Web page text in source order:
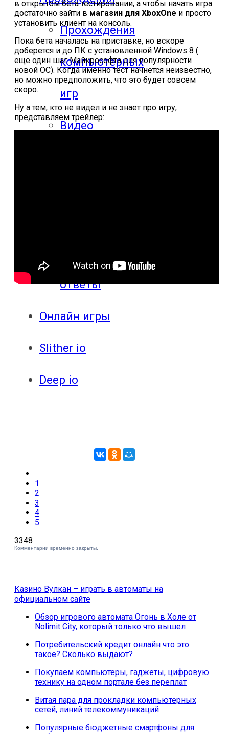
Прохождения
компьютерных
игр
Видео
ответы
Онлайн игры
Slither io
Deep io
в открытом бета тестировании, а чтобы начать игра
достаточно зайти в магазин для XboxOne и просто
установить клиент на консоль.
Пока бета началась на приставке, но вскоре
доберется и до ПК с установленной Windows 8 (
еще один шаг Майкрософта для популярности
новой ОС). Когда именно тест начнется неизвестно,
но можно предположить, что это будет совсем
скоро.
Ну а тем, кто не видел и не знает про игру,
представляем трейлер:
1
2
3
4
5
3348
Комментарии временно закрыты.
Казино Вулкан – играть в автоматы на
официальном сайте
Обзор игрового автомата Огонь в Холе от
Nolimit City, который только что вышел
Потребительский кредит онлайн что это
такое? Сколько выдают?
Покупаем компьютеры, гаджеты, цифровую
технику на одном портале без переплат
Витая пара для прокладки компьютерных
сетей, линий телекоммуникаций
Популярные бюджетные смартфоны для